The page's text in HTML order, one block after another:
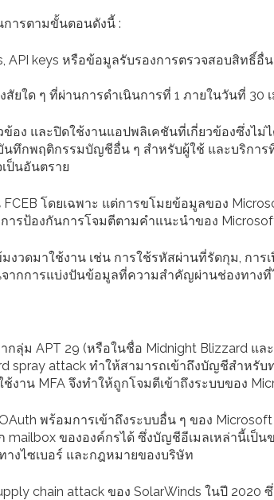
ารตามขั้นตอนดังนี้ :
API keys หรือข้อมูลรับรองการตรวจสอบสิทธิ์อื่
ยใด ๆ ที่ผ่านการดำเนินการที่ 1 ภายในวันที่ 30
อง และปิดใช้งานแอปพลิเคชันที่เกี่ยวข้องซึ่งไม่
นทึกพฤติกรรมบัญชีอื่น ๆ สำหรับผู้ใช้ และบริการ
ป็นอันตราย
โดยเฉพาะ แต่การขโมยข้อมูลของ
ารป้องกันการโจมตีตามคำแนะนำของ
วดมาใช้งาน เช่น การใช้รหัสผ่านที่รัดกุม, การ
จากการแบ่งปันข้อมูลที่ความสำคัญผ่านช่องทาง
กลุ่ม APT 29 (หรือในชื่อ Midnight Blizzard แล
spray attack ทำให้สามารถเข้าถึงบัญชีสำหรับ
งาน MFA จึงทำให้ถูกโจมตีเข้าถึงระบบของ
พร้อมการเข้าถึงระบบอื่น ๆ ของ
mailbox ขององค์กรได้ ซึ่งบัญชีอีเมลเหล่านี้เป็
งไซเบอร์ และกฎหมายของบริษัท
chain attack ของ SolarWinds ในปี 2020